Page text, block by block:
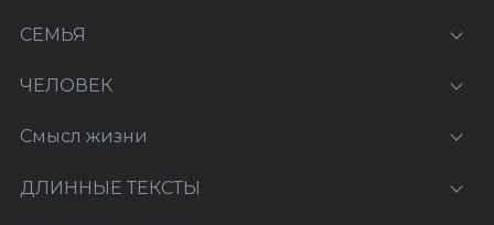
СЕМЬЯ
ЧЕЛОВЕК
Смысл жизни
ДЛИННЫЕ ТЕКСТЫ